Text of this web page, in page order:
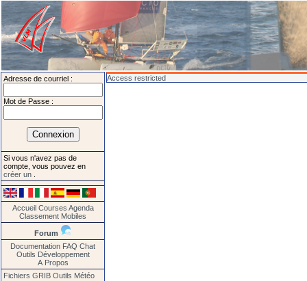
Adresse de courriel :
Mot de Passe :
Si vous n'avez pas de
compte, vous pouvez en
créer un
Accueil Courses Agenda
Classement Mobiles
Forum
Documentation FAQ Chat
Outils Développement
A Propos
Fichiers GRIB Outils Météo
Access restricted